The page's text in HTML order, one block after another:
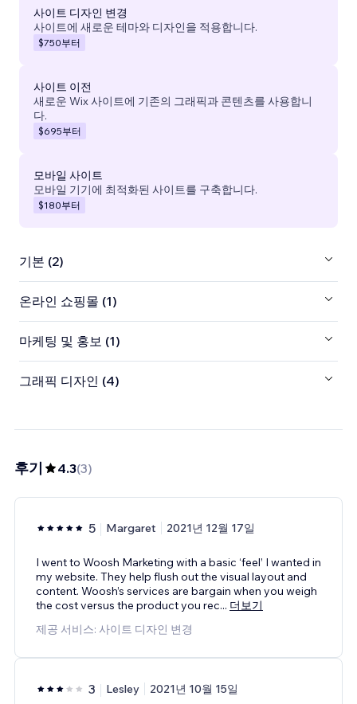
사이트 디자인 변경
사이트에 새로운 테마와 디자인을 적용합니다.
$750부터
사이트 이전
새로운 Wix 사이트에 기존의 그래픽과 콘텐츠를 사용합니
다.
$695부터
모바일 사이트
모바일 기기에 최적화된 사이트를 구축합니다.
$180부터
기본 (2)
온라인 쇼핑몰 (1)
마케팅 및 홍보 (1)
그래픽 디자인 (4)
후기 4.3(3)
5 Margaret 2021년 12월 17일
I went to Woosh Marketing with a basic ‘feel’ I wanted in
my website. They help flush out the visual layout and
content. Woosh’s services are bargain when you weigh
the cost versus the product you rec... 더보기
제공 서비스: 사이트 디자인 변경
3 Lesley 2021년 10월 15일